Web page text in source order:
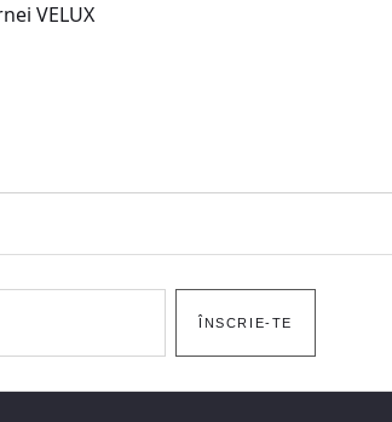
VELUX
ÎNSCRIE-TE